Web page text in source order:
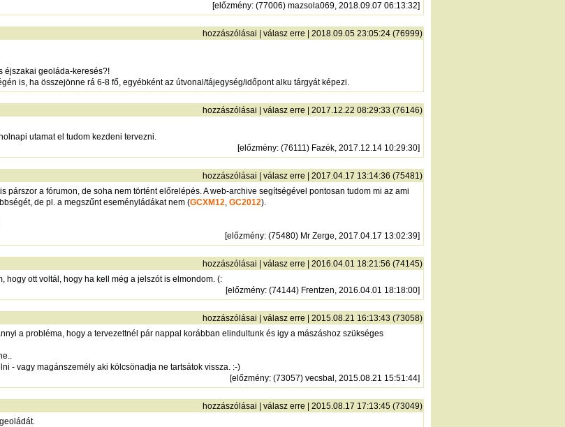
[előzmény: (77006) mazsola069, 2018.09.07 06:13:32]
hozzászólásai válasz erre | 2018.09.05 23:05:24 (76999)
éjszakai geoláda-keresés?!
is, ha összejönne rá 6-8 fő, egyébként az útvonal/tájegység/időpont alku tárgyát képezi.
hozzászólásai válasz erre | 2017.12.22 08:29:33 (76146)
utamat el tudom kezdeni tervezni.
[előzmény: (76111) Fazék, 2017.12.14 10:29:30]
hozzászólásai válasz erre | 2017.04.17 13:14:36 (75481)
párszor a fórumon, de soha nem történt előrelépés. A web-archive segítségével pontosan tudom mi az ami
de pl. a megszűnt eseményládákat nem (GCXM12, GC2012).
[előzmény: (75480) Mr Zerge, 2017.04.17 13:02:39]
hozzászólásai válasz erre | 2016.04.01 18:21:56 (74145)
ott voltál, hogy ha kell még a jelszót is elmondom. (:
[előzmény: (74144) Frentzen, 2016.04.01 18:18:00]
hozzászólásai válasz erre | 2015.08.21 16:13:43 (73058)
a probléma, hogy a tervezettnél pár nappal korábban elindultunk és igy a mászáshoz szükséges
- vagy magánszemély aki kölcsönadja ne tartsátok vissza. :-)
[előzmény: (73057) vecsbal, 2015.08.21 15:51:44]
hozzászólásai válasz erre | 2015.08.17 17:13:45 (73049)
geoládát.